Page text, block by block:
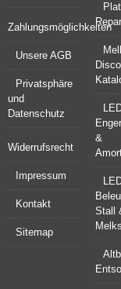
Zahlungsmöglichkeiten
Unsere AGB
Privatsphäre
und
Datenschutz
Widerrufsrecht
Impressum
Kontakt
Sitemap
&
Stall